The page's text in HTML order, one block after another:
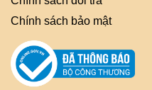
Chính sách bảo mật